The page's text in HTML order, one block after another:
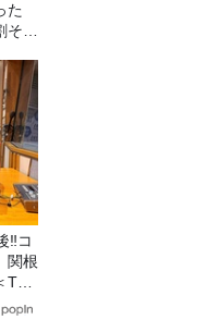
た
そ
‼コ
関根
報